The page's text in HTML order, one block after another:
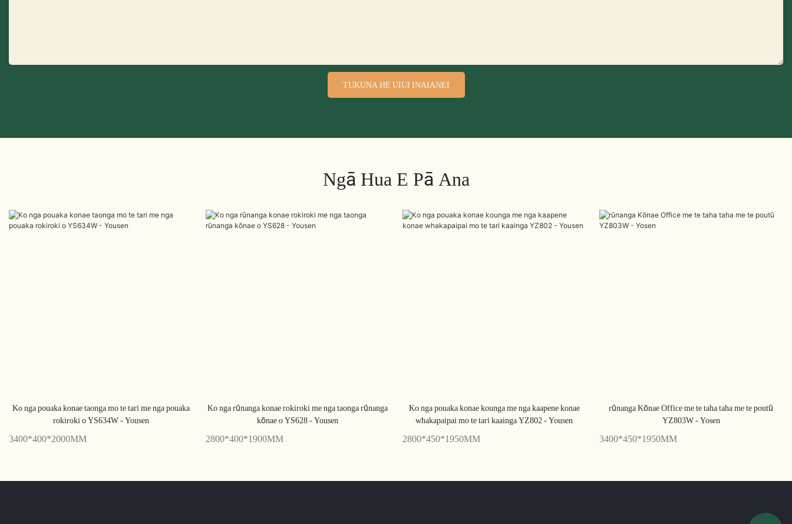
TUKUNA HE UIUI INAIANEI
Ngā Hua E Pā Ana
Ko nga pouaka konae taonga mo te tari me nga pouaka
rokiroki o YS634W - Yousen
3400*400*2000MM
Ko nga rūnanga konae rokiroki me nga taonga rūnanga
kōnae o YS628 - Yousen
2800*400*1900MM
Ko nga pouaka konae kounga me nga kaapene konae
whakapaipai mo te tari kaainga YZ802 - Yousen
2800*450*1950MM
rūnanga Kōnae Office me te taha taha me te poutū
YZ803W - Yosen
3400*450*1950MM